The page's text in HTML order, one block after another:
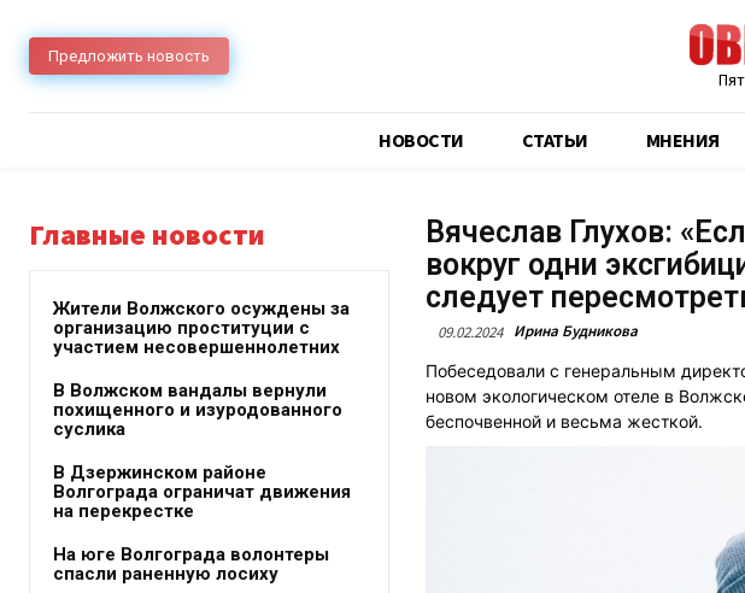
Предложить новость
НОВОСТИ CТАТЬИ МНЕНИЯ
Главные новости
Жители Волжского осуждены за
организацию проституции с
участием несовершеннолетних
В Волжском вандалы вернули
похищенного и изуродованного
суслика
В Дзержинском районе
Волгограда ограничат движения
на перекрестке
На юге Волгограда волонтеры
спасли раненную лосиху
Вячеслав Глухов:
вокруг одни
следует
09.02.2024 Ирина Будникова
Побеседовали с генеральным
новом экологическом отеле в
беспочвенной и весьма жесткой.